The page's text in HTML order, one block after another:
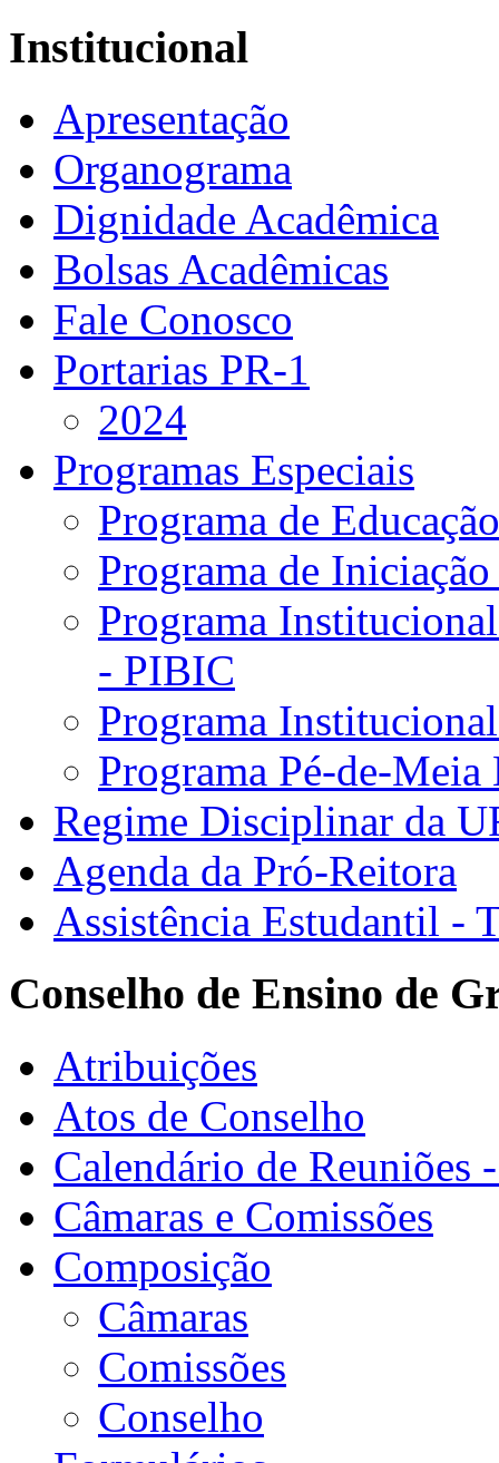
Institucional
Apresentação
Organograma
Dignidade Acadêmica
Bolsas Acadêmicas
Fale Conosco
Portarias PR-1
2024
Programas Especiais
Programa de
Programa de
Programa
- PIBIC
Programa
Programa Pé-de-
Regime Disciplinar da
Agenda da Pró-Reitora
Assistência Estudantil -
Conselho de Ensino de
Atribuições
Atos de Conselho
Calendário de Reuniões
Câmaras e Comissões
Composição
Câmaras
Comissões
Conselho